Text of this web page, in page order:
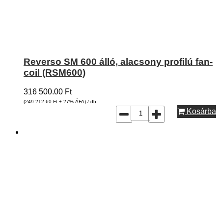
Reverso SM 600 álló, alacsony profilú fan-
coil (RSM600)
316 500.00 Ft
(249 212.60 Ft + 27% ÁFA) / db
Kosárba